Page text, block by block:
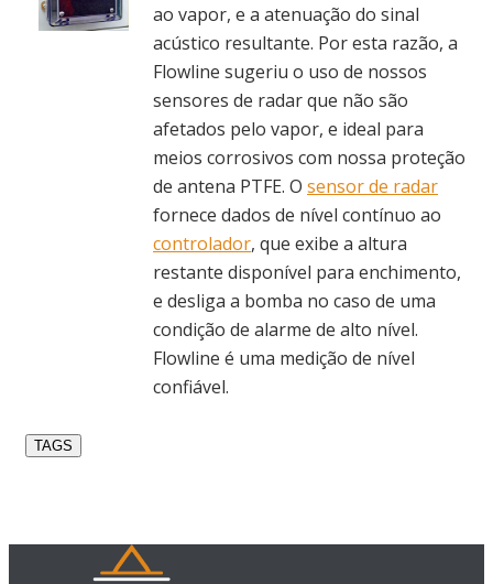
ao vapor, e a atenuação do sinal
acústico resultante. Por esta razão, a
Flowline sugeriu o uso de nossos
sensores de radar que não são
afetados pelo vapor, e ideal para
meios corrosivos com nossa proteção
de antena PTFE. O sensor de radar
fornece dados de nível contínuo ao
controlador, que exibe a altura
restante disponível para enchimento,
e desliga a bomba no caso de uma
condição de alarme de alto nível.
Flowline é uma medição de nível
confiável.
TAGS